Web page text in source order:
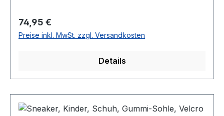
Regulärer Preis:
74,95 €
Preise inkl. MwSt. zzgl. Versandkosten
Details